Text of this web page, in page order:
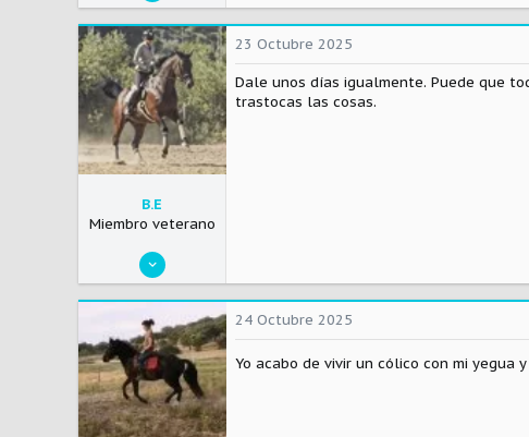
340
92
28
B.E
Miembro veterano
17 Abril 2020
2.697
1.491
113
23 Octubre 2025
Dale unos días igualmente. Puede que
trastocas las cosas.
24 Octubre 2025
Yo acabo de vivir un cólico con mi yegua